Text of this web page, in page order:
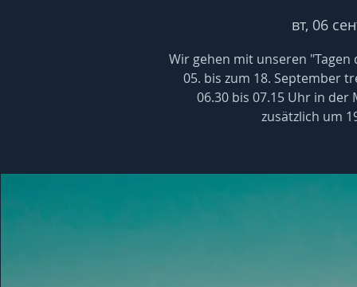
вт, 06
Wir gehen mit unseren "Tagen
05. bis zum 18. September
06.30 bis 07.15 Uhr in
zusätzlich um